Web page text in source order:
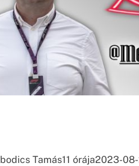
Tamás11 órája2023-